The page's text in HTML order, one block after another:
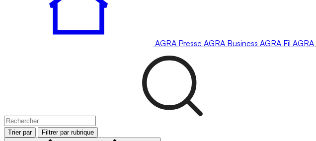
AGRA Presse AGRA Business AGRA Fil AGRA
Trier par Filtrer par rubrique